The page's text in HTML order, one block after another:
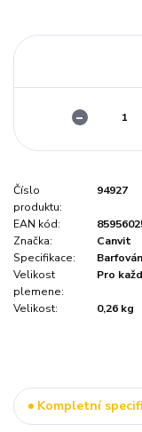
Číslo
produktu:
94927
EAN kód:
Značka:
Canvit
Specifikace:
Velikost
plemene:
Pro
Velikost: 0,26 kg
Kompletní